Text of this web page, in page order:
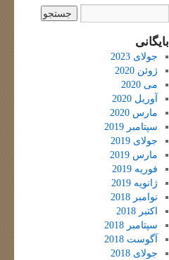
بایگانی
جولای 2023
ژوئن 2020
می 2020
آوریل 2020
مارس 2020
سپتامبر 2019
جولای 2019
مارس 2019
فوریه 2019
ژانویه 2019
نوامبر 2018
اکتبر 2018
سپتامبر 2018
آگوست 2018
جولای 2018